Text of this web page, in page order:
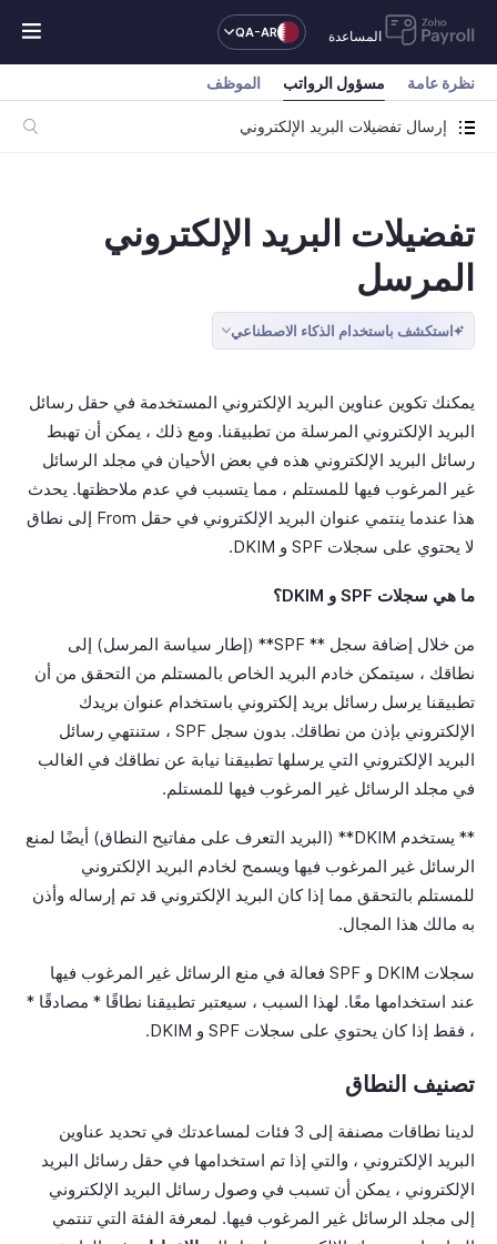
المساعدة QA-AR
إرسال تفضيلات البريد الإلكتروني
نظرة عامة مسؤول الرواتب الموظف
تفضيلات البريد الإلكتروني
المرسل
استكشف باستخدام الذكاء الاصطناعي
يمكنك تكوين عناوين البريد الإلكتروني المستخدمة في حقل رسائل
البريد الإلكتروني المرسلة من تطبيقنا. ومع ذلك ، يمكن أن تهبط
رسائل البريد الإلكتروني هذه في بعض الأحيان في مجلد الرسائل
غير المرغوب فيها للمستلم ، مما يتسبب في عدم ملاحظتها. يحدث
هذا عندما ينتمي عنوان البريد الإلكتروني في حقل From إلى نطاق
لا يحتوي على سجلات SPF و DKIM.
ما هي سجلات SPF و DKIM؟
من خلال إضافة سجل ** SPF** (إطار سياسة المرسل) إلى
نطاقك ، سيتمكن خادم البريد الخاص بالمستلم من التحقق من أن
تطبيقنا يرسل رسائل بريد إلكتروني باستخدام عنوان بريدك
الإلكتروني بإذن من نطاقك. بدون سجل SPF ، ستنتهي رسائل
البريد الإلكتروني التي يرسلها تطبيقنا نيابة عن نطاقك في الغالب
في مجلد الرسائل غير المرغوب فيها للمستلم.
** يستخدم DKIM** (البريد التعرف على مفاتيح النطاق) أيضًا لمنع
الرسائل غير المرغوب فيها ويسمح لخادم البريد الإلكتروني
للمستلم بالتحقق مما إذا كان البريد الإلكتروني قد تم إرساله وأذن
به مالك هذا المجال.
سجلات DKIM و SPF فعالة في منع الرسائل غير المرغوب فيها
عند استخدامها معًا. لهذا السبب ، سيعتبر تطبيقنا نطاقًا * مصادقًا *
، فقط إذا كان يحتوي على سجلات SPF و DKIM.
تصنيف النطاق
لدينا نطاقات مصنفة إلى 3 فئات لمساعدتك في تحديد عناوين
البريد الإلكتروني ، والتي إذا تم استخدامها في حقل رسائل البريد
الإلكتروني ، يمكن أن تسبب في وصول رسائل البريد الإلكتروني
إلى مجلد الرسائل غير المرغوب فيها. لمعرفة الفئة التي تنتمي